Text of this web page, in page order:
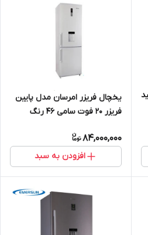
یخچال فریزر امرسان مدل پایین
فریزر 20 فوت سامی 46 رنگ
84,000,000
افزودن به سبد